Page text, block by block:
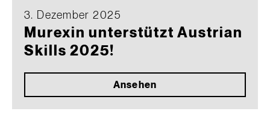
3. Dezember 2025
Murexin unterstützt Austrian
Skills 2025!
Ansehen